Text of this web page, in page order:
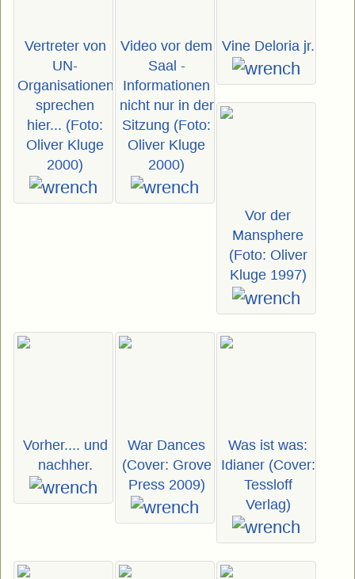
Vertreter von
UN-
Organisationen
sprechen
hier... (Foto:
Oliver Kluge
2000)
Video vor dem
Saal -
Informationen
nicht nur in der
Sitzung (Foto:
Oliver Kluge
2000)
Vine Deloria jr.
Vor der
Mansphere
(Foto: Oliver
Kluge 1997)
Vorher.... und
nachher.
War Dances
(Cover: Grove
Press 2009)
Was ist was:
Idianer (Cover:
Tessloff
Verlag)